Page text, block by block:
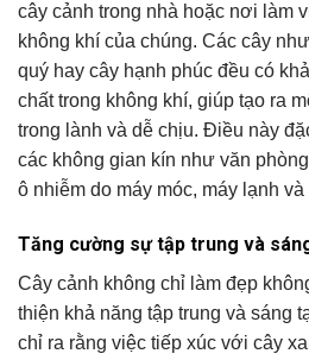
cây cảnh trong nhà hoặc nơi làm
không khí của chúng. Các cây
quý hay cây hạnh phúc đều có
chất trong không khí, giúp tạo ra
trong lành và dễ chịu. Điều này
các không gian kín như văn
ô nhiễm do máy móc, máy lạnh
Tăng cường sự tập trung và
Cây cảnh không chỉ làm đẹp
thiện khả năng tập trung và sáng
chỉ ra rằng việc tiếp xúc với cây